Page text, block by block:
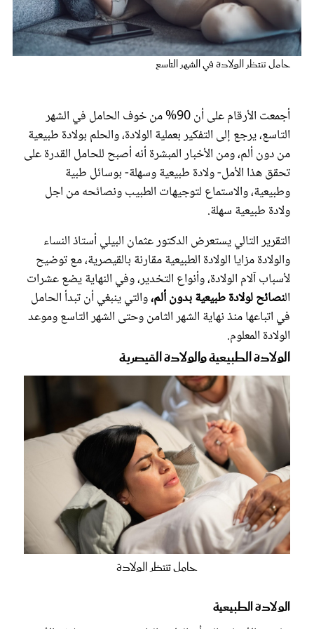
حامل تنتظر الولادة في الشهر التاسع
أجمعت الأرقام على أن 90% من خوف الحامل في الشهر
التاسع، يرجع إلى التفكير بعملية الولادة، والحلم بولادة طبيعية
من دون ألم، ومن الأخبار المبشرة أنه أصبح للحامل القدرة على
تحقق هذا الأمل- ولادة طبيعية وسهلة- بوسائل طبية
وطبيعية، والاستماع لتوجيهات الطبيب ونصائحه من اجل
ولادة طبيعية سهلة.
التقرير التالي يستعرض الدكتور عثمان البيلي أستاذ النساء
والولادة مزايا الولادة الطبيعية مقارنة بالقيصرية، مع توضيح
لأسباب آلام الولادة، وأنواع التخدير، وفي النهاية يضع عشرات
النصائح لولادة طبيعية بدون ألم،والتي ينبغي أن تبدأ الحامل
في اتباعها منذ نهاية الشهر الثامن وحتى الشهر التاسع وموعد
الولادة المعلوم.
الولادة الطبيعية والولادة القيصرية
حامل تنتظر الولادة
الولادة الطبيعية
عروس سيدتي
غلاف رفمي